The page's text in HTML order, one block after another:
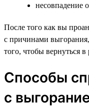
несовпадение
После того как вы
с причинами
того, чтобы вернуться в
Способы
с